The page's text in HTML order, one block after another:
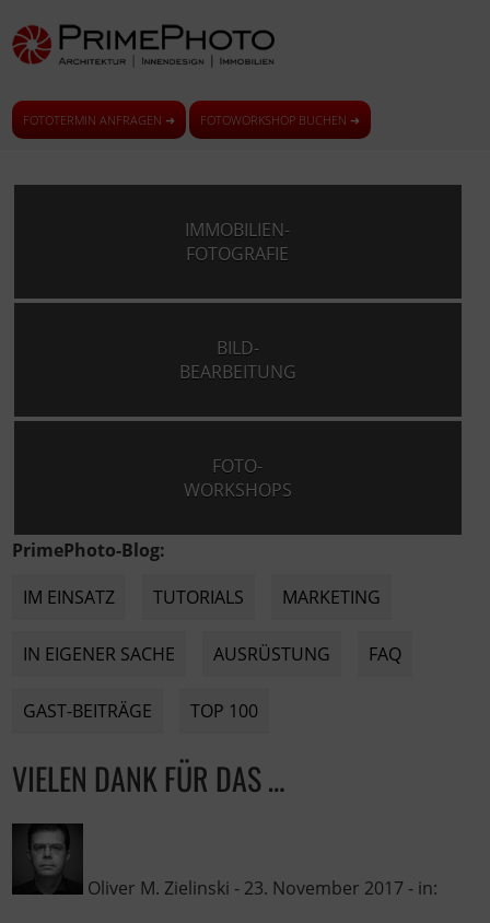
FOTOTERMIN ANFRAGEN ➜ FOTOWORKSHOP BUCHEN ➜
IMMOBILIEN-
FOTOGRAFIE
BILD-
BEARBEITUNG
FOTO-
WORKSHOPS
PrimePhoto-Blog:
IM EINSATZ
TUTORIALS MARKETING
IN EIGENER SACHE AUSRÜSTUNG FAQ
GAST-BEITRÄGE TOP 100
VIELEN DANK FÜR DAS …
Oliver M. Zielinski - 23. November 2017 - in: